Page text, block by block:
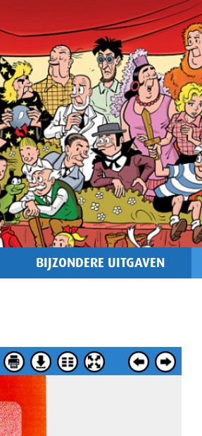
BIJZONDERE UITGAVEN